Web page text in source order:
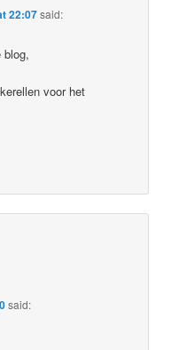
22:07said:
voor het
said: